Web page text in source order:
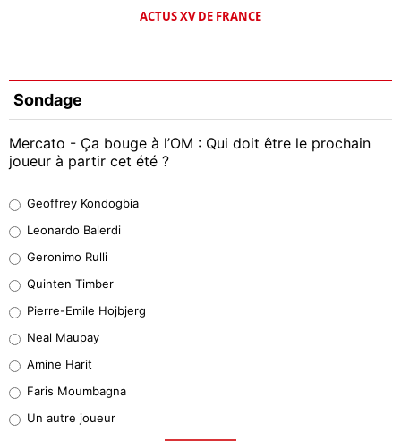
ACTUS XV DE FRANCE
Sondage
Mercato - Ça bouge à l’OM : Qui doit être le prochain
joueur à partir cet été ?
38%
32%
4%
1%
9%
Geoffrey Kondogbia
Leonardo Balerdi
Geronimo Rulli
Quinten Timber
Pierre-Emile Hojbjerg
Neal Maupay
Amine Harit
Faris Moumbagna
Un autre joueur